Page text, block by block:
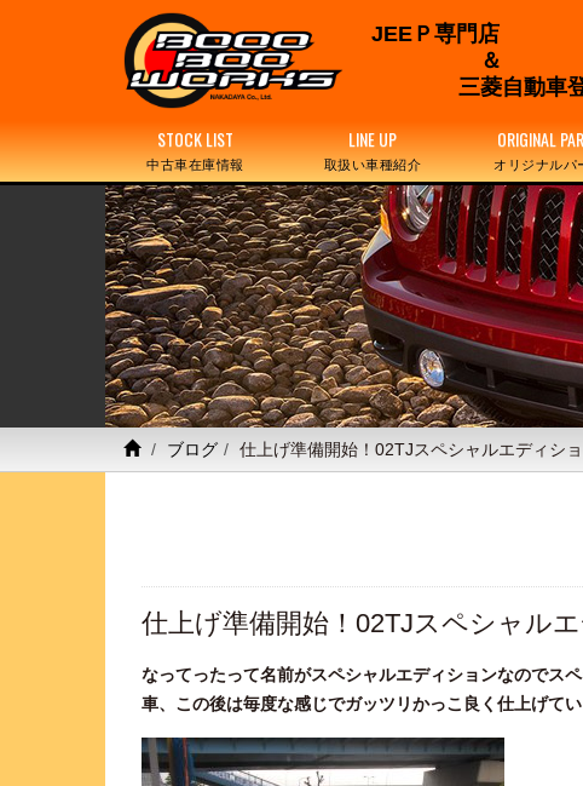
JEEＰ専門店
三菱自動車
STOCK LIST
中古車在庫情報
LINE UP
取扱い車種紹介
ORIGINAL
オリジナルパ
ブログ 仕上げ準備開始！02TJスペシャルエディショ
仕上げ準備開始！02TJスペシャル
なってったって名前がスペシャルエディションなのでス
車、この後は毎度な感じでガッツリかっこ良く仕上げて